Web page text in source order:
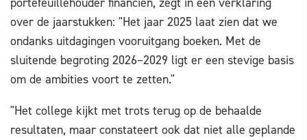
over de jaarstukken: "Het jaar 2025 laat zien dat we
ondanks uitdagingen vooruitgang boeken. Met de
sluitende begroting 2026–2029 ligt er een stevige basis
om de ambities voort te zetten."
"Het college kijkt met trots terug op de behaalde
resultaten, maar constateert ook dat niet alle geplande